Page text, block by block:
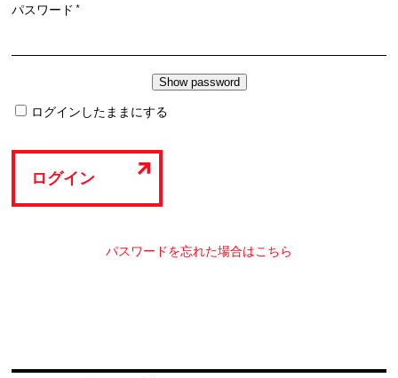
パスワード*必
ログインしたままにする
ログイン
パスワードを忘れた場合はこちら